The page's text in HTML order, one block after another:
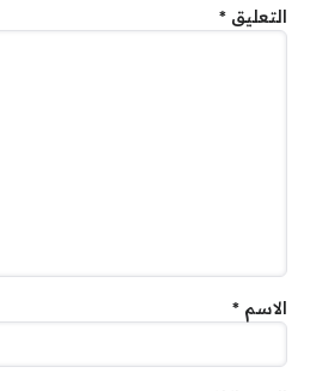
التعليق *
الاسم *